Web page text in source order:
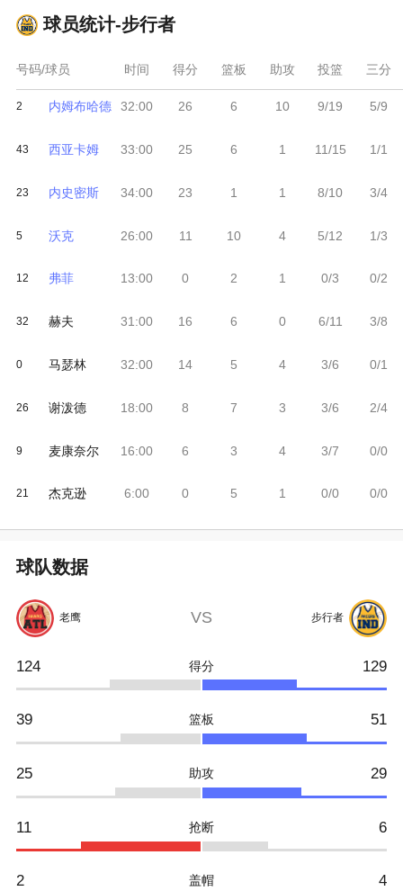
球员统计-步行者
号码/球员
2 内姆布哈德
43 西亚卡姆
23 内史密斯
5 沃克
12 弗菲
32 赫夫
0 马瑟林
26 谢泼德
9 麦康奈尔
21 杰克逊
时间
32:00
33:00
34:00
26:00
13:00
31:00
32:00
18:00
16:00
6:00
得分
26
25
23
11
0
16
14
8
6
0
篮板
6
6
1
10
2
6
5
7
3
5
助攻
10
1
1
4
1
0
4
3
4
1
投篮
9/19
11/15
8/10
5/12
0/3
6/11
3/6
3/6
3/7
0/0
三分
5/9
1/1
3/4
1/3
0/2
3/8
0/1
2/4
0/0
0/0
球队数据
老鹰 VS 步行者
124 得分 129
39 篮板 51
25 助攻 29
11 抢断 6
2 盖帽 4